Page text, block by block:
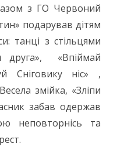
з ГО Червоний
подарував дітям
танці з стільцями
друга», «Впіймай
Сніговику ніс» ,
змійка, «Зліпи
забав одержав
неповторнісь та